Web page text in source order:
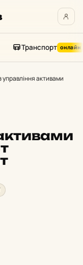
Транспорт онлайн
управління активами